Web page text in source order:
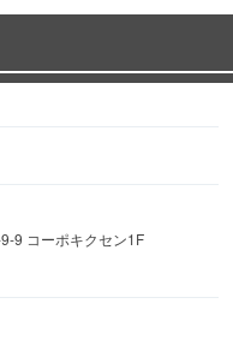
はの贅沢なメニューも
以外のお酒も多数用意
9 コーポキクセン1F